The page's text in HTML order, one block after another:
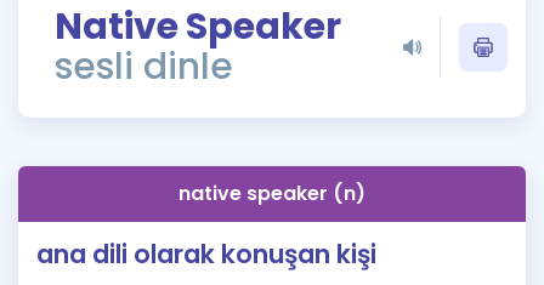
ÖSYM Sınav Takvimi
Kampanyalar
İngilizce Gramer
Native Speaker
sesli dinle
native speaker (n)
ana dili olarak konuşan kişi